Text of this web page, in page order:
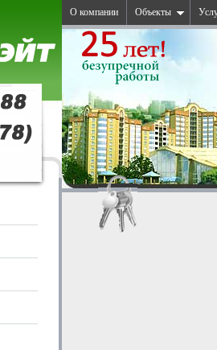
О компании Объекты